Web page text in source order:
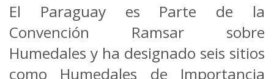
El Paraguay es Parte de la
Convención Ramsar sobre
Humedales y ha designado seis sitios
como Humedales de Importancia